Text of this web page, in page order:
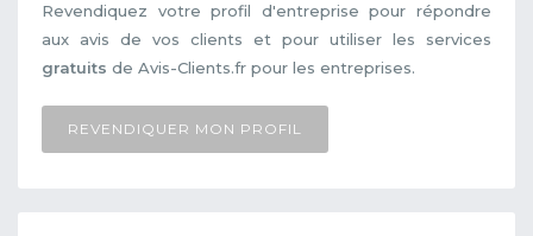
Revendiquez votre profil d'entreprise pour répondre
aux avis de vos clients et pour utiliser les services
gratuits de Avis-Clients.fr pour les entreprises.
REVENDIQUER MON PROFIL